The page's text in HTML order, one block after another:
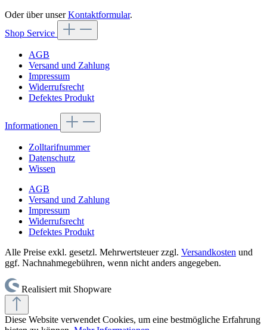
Oder über unserKontaktformular.
Shop Service
AGB
Versand und Zahlung
Impressum
Widerrufsrecht
Defektes Produkt
Informationen
Zolltarifnummer
Datenschutz
Wissen
AGB
Versand und Zahlung
Impressum
Widerrufsrecht
Defektes Produkt
Alle Preise exkl. gesetzl. Mehrwertsteuer zzgl. Versandkosten und
ggf. Nachnahmegebühren, wenn nicht anders angegeben.
Realisiert mit Shopware
Diese Website verwendet Cookies, um eine bestmögliche Erfahrung